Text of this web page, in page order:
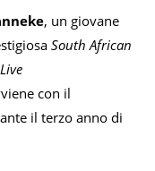
, un giovane
South African
con il
il terzo anno di